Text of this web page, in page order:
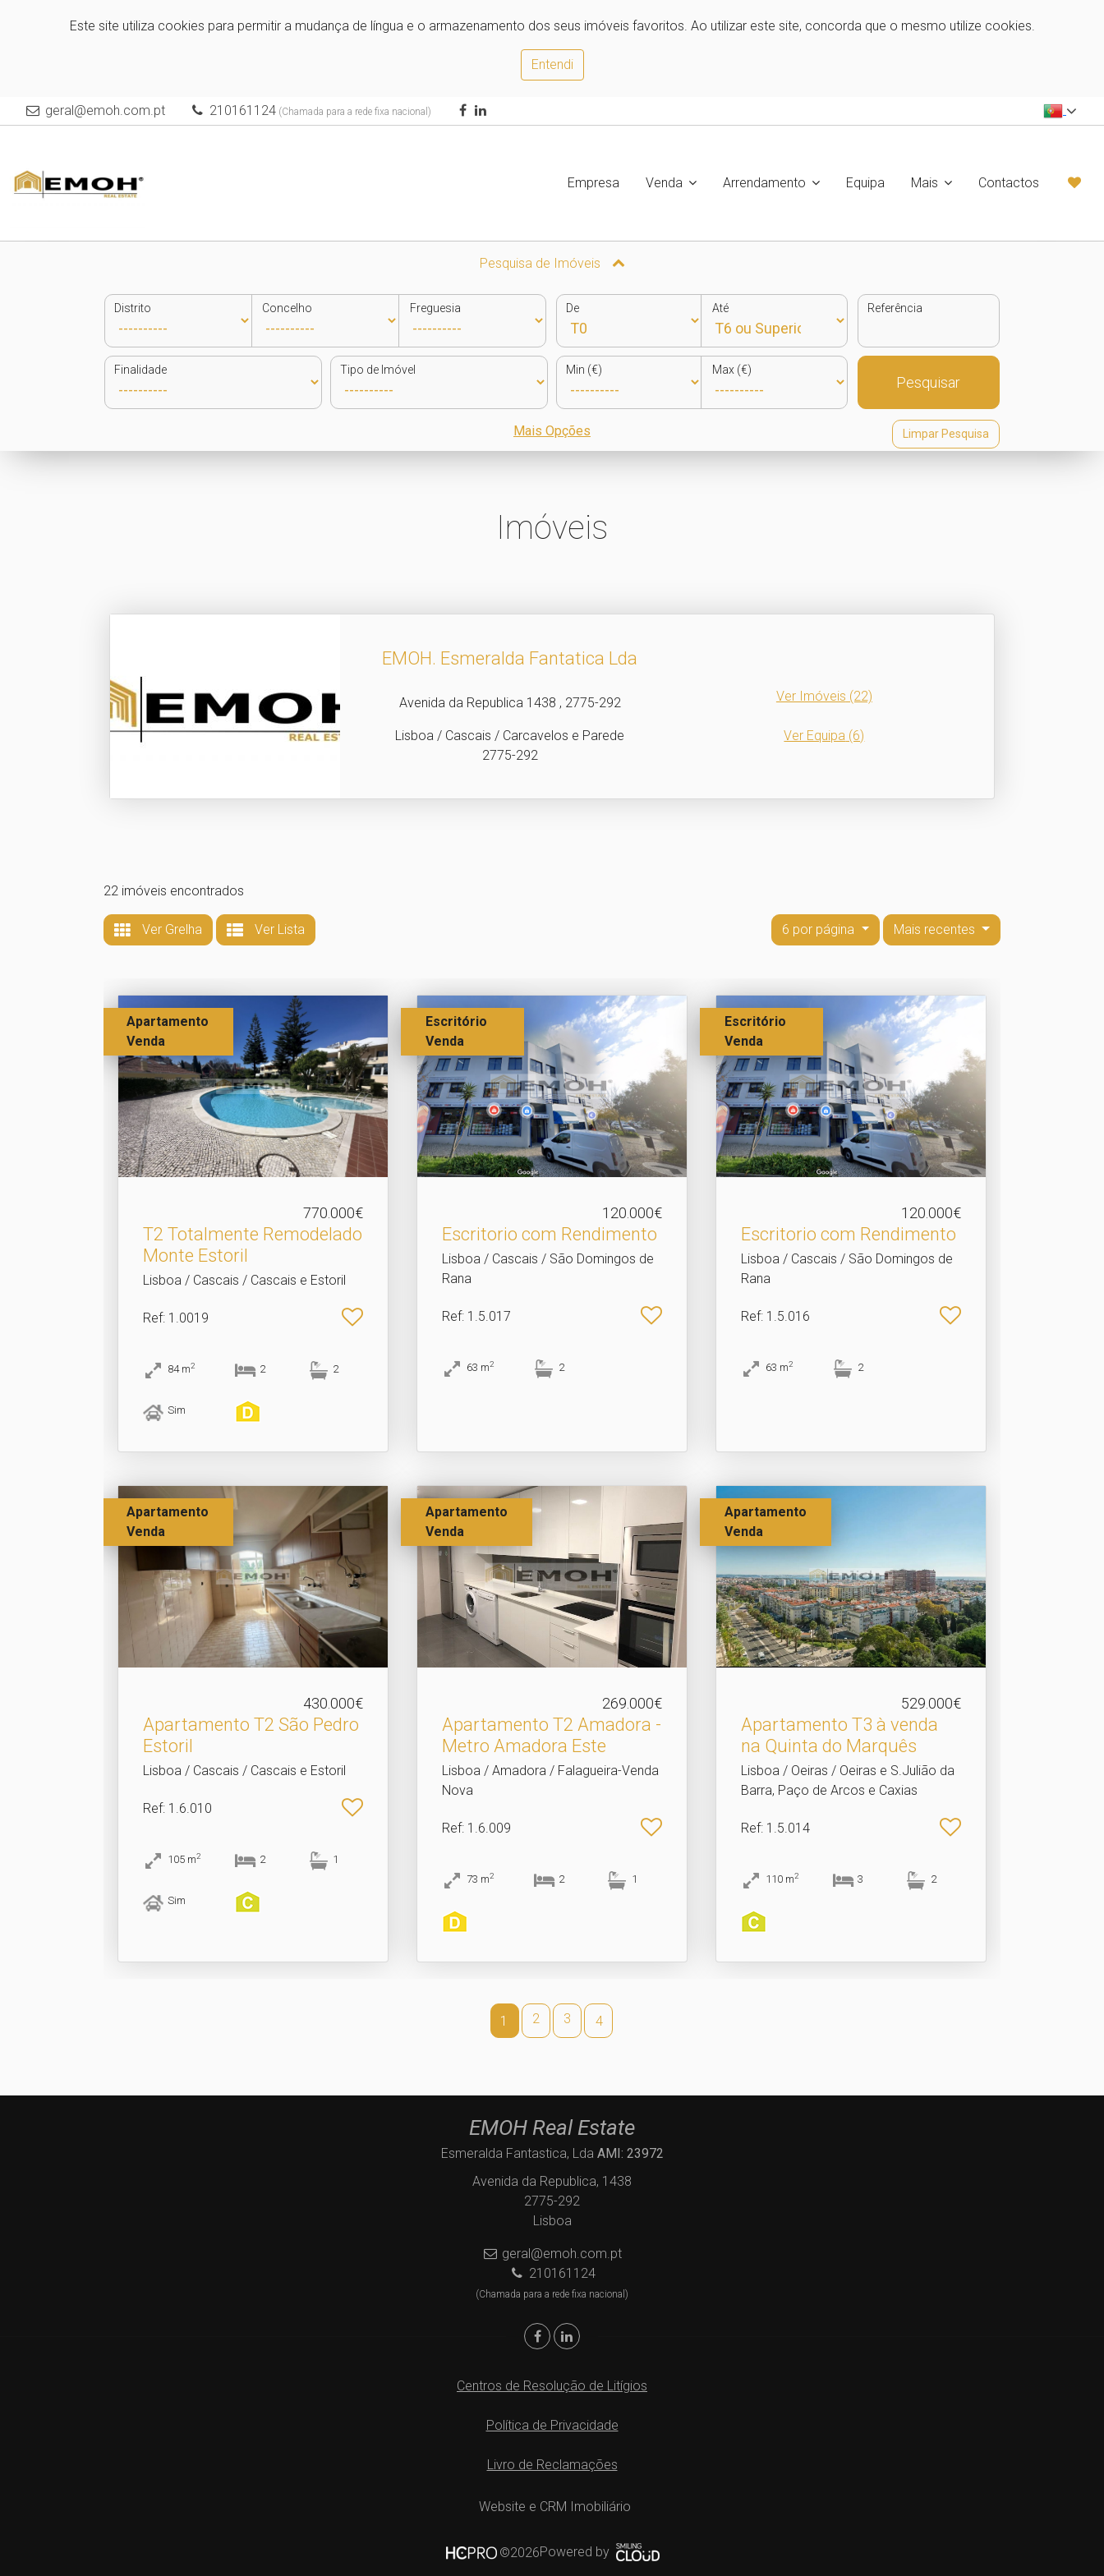
Este site utiliza cookies para permitir a mudança de língua e o armazenamento dos seus imóveis favoritos. Ao utilizar este site, concorda que o mesmo utilize cookies.
Entendi
geral@emoh.com.pt 210161124 (Chamada para a rede fixa nacional)
Empresa Venda Arrendamento Equipa Mais Contactos
Pesquisa de Imóveis
Distrito Concelho Freguesia De Até Referência
Finalidade Tipo de Imóvel Min (€) Max (€)
Pesquisar
Mais Opções Limpar Pesquisa
Imóveis
EMOH.​ Esmeralda Fantatica Lda
Avenida da Republica 1438 , 2775-292
Lisboa / Cascais / Carcavelos e Parede
2775-292
Ver Imóveis (22)
Ver Equipa (6)
22 imóveis encontrados
Ver Grelha Ver Lista 6 por página Mais recentes
Apartamento
Venda
770.000€
T2 Totalmente Remodelado
Monte Estoril
Lisboa / Cascais / Cascais e Estoril
Ref: 1.0019
84 m2 2 2
Sim
Escritório
Venda
120.000€
Escritorio com Rendimento
Lisboa / Cascais / São Domingos de
Rana
Ref: 1.5.017
63 m2 2
Escritório
Venda
120.000€
Escritorio com Rendimento
Lisboa / Cascais / São Domingos de
Rana
Ref: 1.5.016
63 m2 2
Apartamento
Venda
430.000€
Apartamento T2 São Pedro
Estoril
Lisboa / Cascais / Cascais e Estoril
Ref: 1.6.010
105 m2 2 1
Sim
Apartamento
Venda
269.000€
Apartamento T2 Amadora -
Metro Amadora Este
Lisboa / Amadora / Falagueira-Venda
Nova
Ref: 1.6.009
73 m2 2 1
Apartamento
Venda
529.000€
Apartamento T3 à venda
na Quinta do Marquês
Lisboa / Oeiras / Oeiras e S.Julião da
Barra, Paço de Arcos e Caxias
Ref: 1.5.014
110 m2 3 2
1 2 3 4
EMOH Real Estate
Esmeralda Fantastica, Lda AMI: 23972
Avenida da Republica, 1438
2775-292
Lisboa
geral@emoh.com.pt
210161124
(Chamada para a rede fixa nacional)
Centros de Resolução de Litígios
Política de Privacidade
Livro de Reclamações
Website e CRM Imobiliário
©2026Powered by